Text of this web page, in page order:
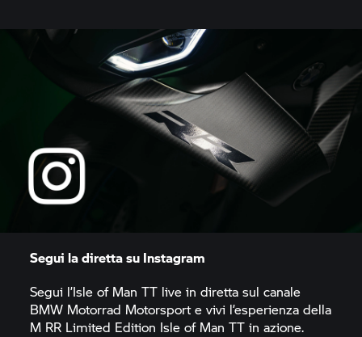
Segui la diretta su Instagram
Segui l’Isle of Man TT live in diretta sul canale
BMW Motorrad Motorsport e vivi l’esperienza della
M RR Limited Edition Isle of Man TT in azione.